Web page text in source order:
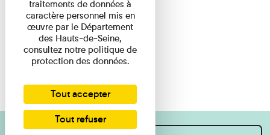
traitements de données à
caractère personnel mis en
œuvre par le Département
des Hauts-de-Seine,
consultez notre politique de
protection des données.
Tout accepter
Tout refuser